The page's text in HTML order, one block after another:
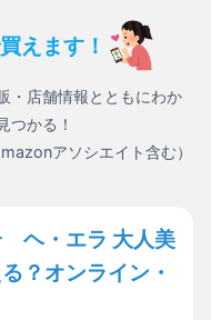
えます！
・店舗情報とともにわか
つかる！
アソシエイト含む）
ヘ・エラ 大人美
？オンライン・